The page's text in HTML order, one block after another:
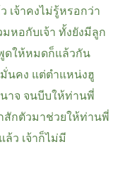
เจ้าคงไม่รู้หรอกว่า
หอกับเจ้า ทั้งยังมีลูก
ดให้หมดก็แล้วกัน
นคง แต่ตำแหน่งฮู
าจ จนบีบให้ท่านพี่
สักตัวมาช่วยให้ท่านพี่
ล้ว เจ้าก็ไม่มี